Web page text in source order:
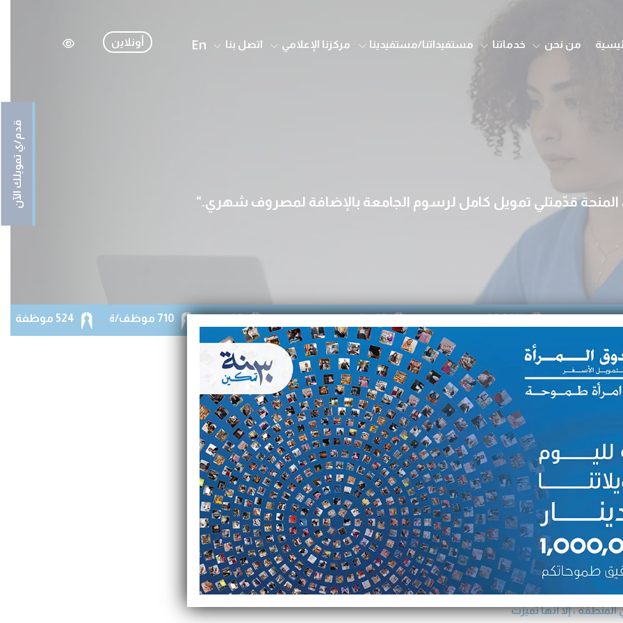
من نحن خدماتنا مستفيداتنا/مستفيدينا مركزنا الإعلامي اتصل بنا En أونلاين
قدم/ي تمويلك الآن
قدّمتلي تمويل كامل لرسوم الجامعة بالإضافة لمصروف شهري.
92.20% نسبة السداد 33 جائزة عالمية ومحلية 60 فرع 710 موظف/ة 524 موظفة
لجأت زوليفة إلى شركة صندوق المرأة للتمويل الأصغر عام 2017 عندما رغبت في
في مصاريف المنزل ورسوم
شراء المواد الأولية
الرفض من قبل زوجها في
من صعوبة تسويق مشروعها
، إلا أنها تميزت